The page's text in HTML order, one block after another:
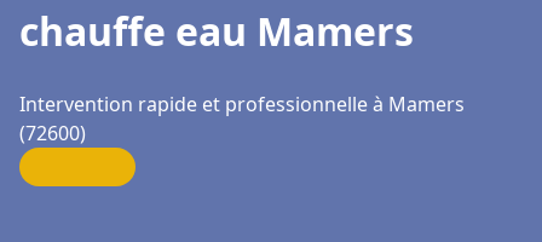
chauffe eau Mamers
Intervention rapide et professionnelle à Mamers
(72600)